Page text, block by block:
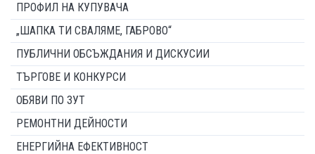
ПРОФИЛ НА КУПУВАЧА
„ШАПКА ТИ СВАЛЯМЕ, ГАБРОВО“
ПУБЛИЧНИ ОБСЪЖДАНИЯ И ДИСКУСИИ
ТЪРГОВЕ И КОНКУРСИ
ОБЯВИ ПО ЗУТ
РЕМОНТНИ ДЕЙНОСТИ
ЕНЕРГИЙНА ЕФЕКТИВНОСТ